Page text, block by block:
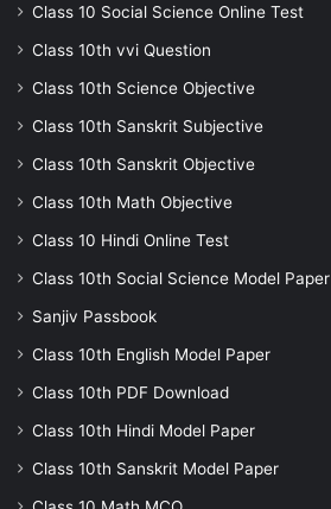
Class 10 Social Science Online Test
Class 10th vvi Question
Class 10th Science Objective
Class 10th Sanskrit Subjective
Class 10th Sanskrit Objective
Class 10th Math Objective
Class 10 Hindi Online Test
Class 10th Social Science Model Paper
Sanjiv Passbook
Class 10th English Model Paper
Class 10th PDF Download
Class 10th Hindi Model Paper
Class 10th Sanskrit Model Paper